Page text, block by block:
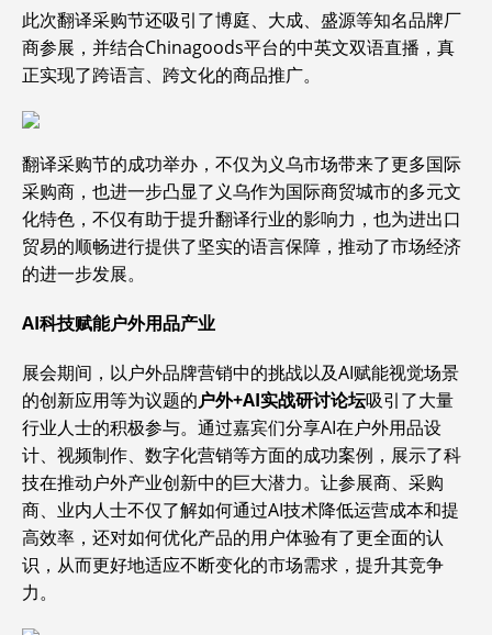
此次翻译采购节还吸引了博庭、大成、盛源等知名品牌厂
商参展，并结合Chinagoods平台的中英文双语直播，真
正实现了跨语言、跨文化的商品推广。
翻译采购节的成功举办，不仅为义乌市场带来了更多国际
采购商，也进一步凸显了义乌作为国际商贸城市的多元文
化特色，不仅有助于提升翻译行业的影响力，也为进出口
贸易的顺畅进行提供了坚实的语言保障，推动了市场经济
的进一步发展。
AI科技赋能户外用品产业
展会期间，以户外品牌营销中的挑战以及AI赋能视觉场景
的创新应用等为议题的户外+AI实战研讨论坛吸引了大量
行业人士的积极参与。通过嘉宾们分享AI在户外用品设
计、视频制作、数字化营销等方面的成功案例，展示了科
技在推动户外产业创新中的巨大潜力。让参展商、采购
商、业内人士不仅了解如何通过AI技术降低运营成本和提
高效率，还对如何优化产品的用户体验有了更全面的认
识，从而更好地适应不断变化的市场需求，提升其竞争
力。